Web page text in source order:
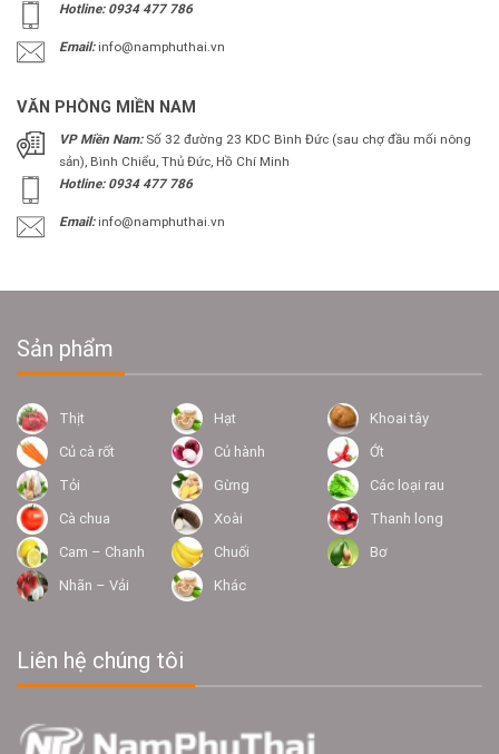
Hotline: 0934 477 786
Email: info@namphuthai.vn
VĂN PHÒNG MIỀN NAM
VP Miền Nam:Số 32 đường 23 KDC Bình Đức (sau chợ đầu mối nông
sản), Bình Chiểu, Thủ Đức, Hồ Chí Minh
Hotline: 0934 477 786
Email:info@namphuthai.vn
Sản phẩm
Thịt Hạt
Khoai tây
Củ cà rốt
Củ hành
Ớt
Tỏi
Gừng
Các loại rau
Cà chua
Xoài
Thanh long
Cam – Chanh
Chuối
Bơ
Nhãn – Vải
Khác
Liên hệ chúng tôi